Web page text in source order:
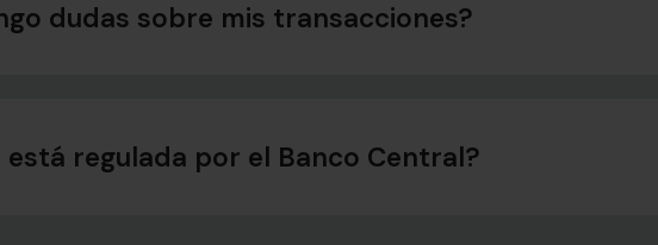
dudas sobre mis transacciones?
regulada por el Banco Central?